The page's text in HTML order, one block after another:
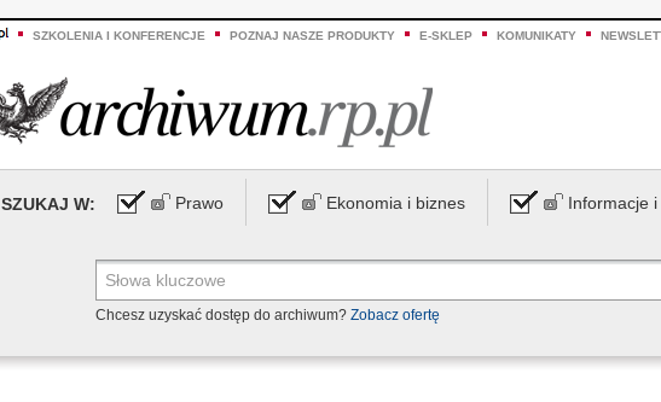
SZKOLENIA I KONFERENCJE POZNAJ NASZE PRODUKTY E-SKLEP KOMUNIKATY
SZUKAJ W: Prawo Ekonomia i biznes Informacje i
Chcesz uzyskać dostęp do archiwum? Zobacz ofertę